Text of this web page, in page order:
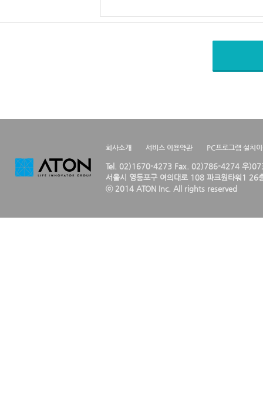
회사소개 서비스 이용약관 PC프로그램 설치
Tel. 02)1670-4273 Fax. 02)786-4274 우
서울시 영등포구 여의대로 108 파크원타워1 26
ⓒ 2014 ATON Inc. All rights reserved